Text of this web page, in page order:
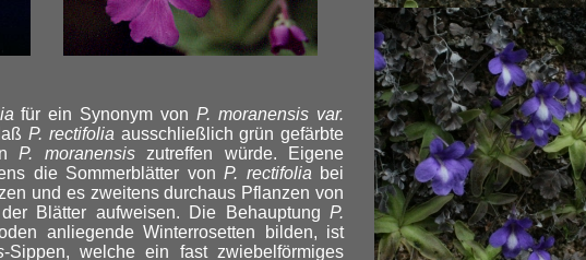
für ein Synonym von P. moranensis var.
P. rectifolia ausschließlich grün gefärbte
P. moranensiszutreffen würde. Eigene
die Sommerblätter vonP. rectifolia bei
und es zweitens durchaus Pflanzen von
Blätter aufweisen. Die BehauptungP.
anliegende Winterrosetten bilden, ist
-Sippen, welche ein fast zwiebelförmiges